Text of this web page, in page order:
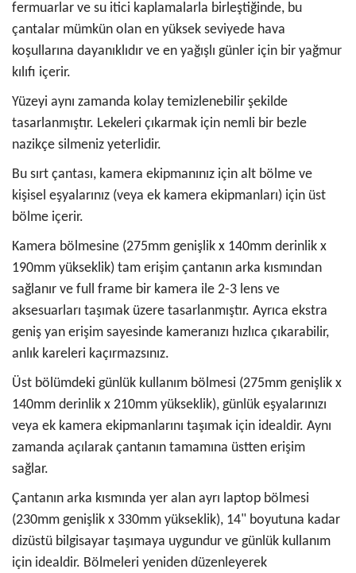
fermuarlar ve su itici kaplamalarla birleştiğinde, bu
çantalar mümkün olan en yüksek seviyede hava
koşullarına dayanıklıdır ve en yağışlı günler için bir yağmur
kılıfı içerir.
Yüzeyi aynı zamanda kolay temizlenebilir şekilde
tasarlanmıştır. Lekeleri çıkarmak için nemli bir bezle
nazikçe silmeniz yeterlidir.
Bu sırt çantası, kamera ekipmanınız için alt bölme ve
kişisel eşyalarınız (veya ek kamera ekipmanları) için üst
bölme içerir.
Kamera bölmesine (275mm genişlik x 140mm derinlik x
190mm yükseklik) tam erişim çantanın arka kısmından
sağlanır ve full frame bir kamera ile 2-3 lens ve
aksesuarları taşımak üzere tasarlanmıştır. Ayrıca ekstra
geniş yan erişim sayesinde kameranızı hızlıca çıkarabilir,
anlık kareleri kaçırmazsınız.
Üst bölümdeki günlük kullanım bölmesi (275mm genişlik x
140mm derinlik x 210mm yükseklik), günlük eşyalarınızı
veya ek kamera ekipmanlarını taşımak için idealdir. Aynı
zamanda açılarak çantanın tamamına üstten erişim
sağlar.
Çantanın arka kısmında yer alan ayrı laptop bölmesi
(230mm genişlik x 330mm yükseklik), 14" boyutuna kadar
dizüstü bilgisayar taşımaya uygundur ve günlük kullanım
için idealdir. Bölmeleri yeniden düzenleyerek